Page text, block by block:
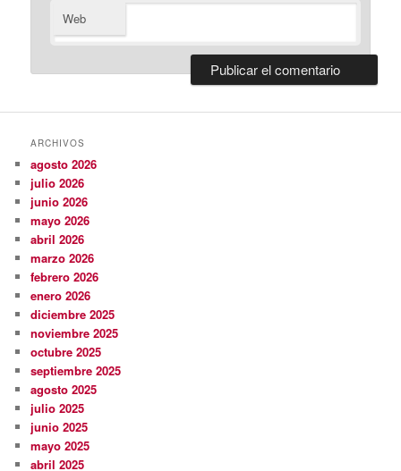
Web
ARCHIVOS
agosto 2026
julio 2026
junio 2026
mayo 2026
abril 2026
marzo 2026
febrero 2026
enero 2026
diciembre 2025
noviembre 2025
octubre 2025
septiembre 2025
agosto 2025
julio 2025
junio 2025
mayo 2025
abril 2025